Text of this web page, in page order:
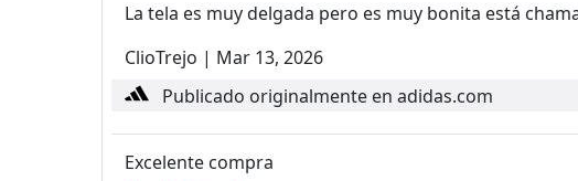
La tela es muy delgada pero es muy bonita está
ClioTrejo | Mar 13, 2026
Publicado originalmente en adidas.com
Excelente compra